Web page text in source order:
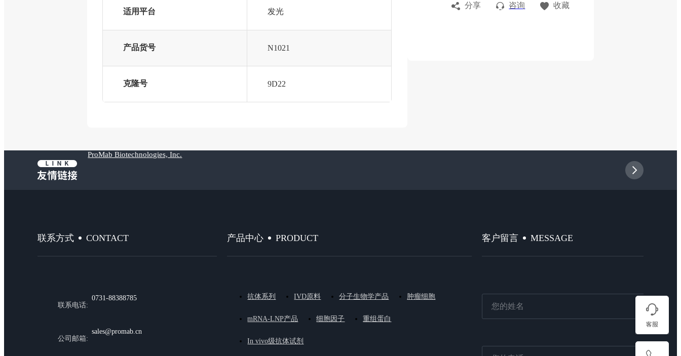
适用平台 发光
产品货号 N1021
克隆号 9D22
分享 咨询 收藏
ProMab Biotechnologies, Inc.
联系方式 CONTACT
联系电话:
0731-88388785
公司邮箱:
sales@promab.cn
产品中心 PRODUCT
抗体系列 IVD原料 分子生物学产品 肿瘤细胞
mRNA-LNP产品 细胞因子 重组蛋白
In vivo级抗体试剂
客户留言 MESSAGE